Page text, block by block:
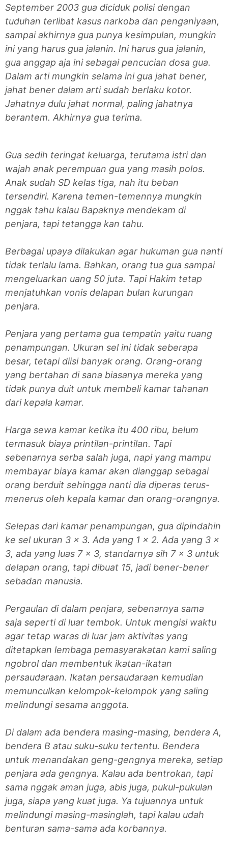
September 2003 gua diciduk polisi dengan
tuduhan terlibat kasus narkoba dan penganiyaan,
sampai akhirnya gua punya kesimpulan, mungkin
ini yang harus gua jalanin. Ini harus gua jalanin,
gua anggap aja ini sebagai pencucian dosa gua.
Dalam arti mungkin selama ini gua jahat bener,
jahat bener dalam arti sudah berlaku kotor.
Jahatnya dulu jahat normal, paling jahatnya
berantem. Akhirnya gua terima.
Gua sedih teringat keluarga, terutama istri dan
wajah anak perempuan gua yang masih polos.
Anak sudah SD kelas tiga, nah itu beban
tersendiri. Karena temen-temennya mungkin
nggak tahu kalau Bapaknya mendekam di
penjara, tapi tetangga kan tahu.
Berbagai upaya dilakukan agar hukuman gua nanti
tidak terlalu lama. Bahkan, orang tua gua sampai
mengeluarkan uang 50 juta. Tapi Hakim tetap
menjatuhkan vonis delapan bulan kurungan
penjara.
Penjara yang pertama gua tempatin yaitu ruang
penampungan. Ukuran sel ini tidak seberapa
besar, tetapi diisi banyak orang. Orang-orang
yang bertahan di sana biasanya mereka yang
tidak punya duit untuk membeli kamar tahanan
dari kepala kamar.
Harga sewa kamar ketika itu 400 ribu, belum
termasuk biaya printilan-printilan. Tapi
sebenarnya serba salah juga, napi yang mampu
membayar biaya kamar akan dianggap sebagai
orang berduit sehingga nanti dia diperas terus-
menerus oleh kepala kamar dan orang-orangnya.
Selepas dari kamar penampungan, gua dipindahin
ke sel ukuran 3 x 3. Ada yang 1 x 2. Ada yang 3 x
3, ada yang luas 7 x 3, standarnya sih 7 x 3 untuk
delapan orang, tapi dibuat 15, jadi bener-bener
sebadan manusia.
Pergaulan di dalam penjara, sebenarnya sama
saja seperti di luar tembok. Untuk mengisi waktu
agar tetap waras di luar jam aktivitas yang
ditetapkan lembaga pemasyarakatan kami saling
ngobrol dan membentuk ikatan-ikatan
persaudaraan. Ikatan persaudaraan kemudian
memunculkan kelompok-kelompok yang saling
melindungi sesama anggota.
Di dalam ada bendera masing-masing, bendera A,
bendera B atau suku-suku tertentu. Bendera
untuk menandakan geng-gengnya mereka, setiap
penjara ada gengnya. Kalau ada bentrokan, tapi
sama nggak aman juga, abis juga, pukul-pukulan
juga, siapa yang kuat juga. Ya tujuannya untuk
melindungi masing-masinglah, tapi kalau udah
benturan sama-sama ada korbannya.